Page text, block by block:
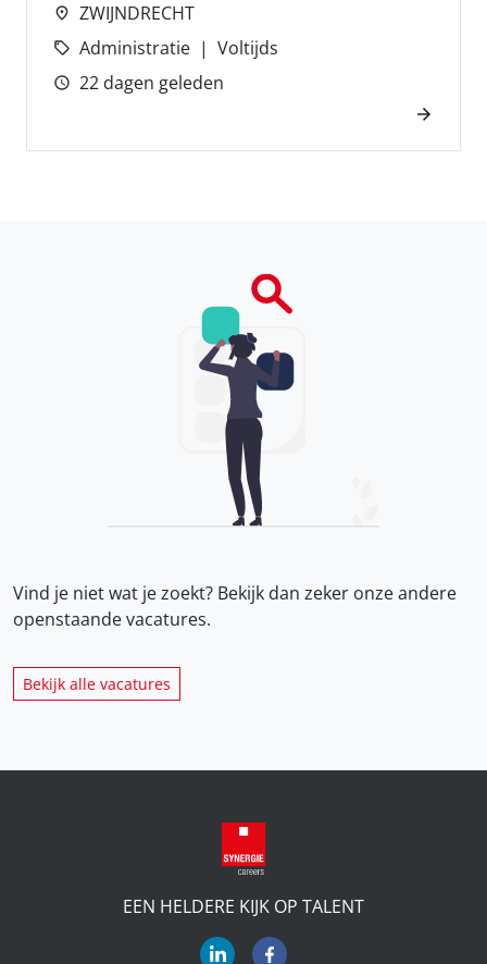
ZWIJNDRECHT
Administratie
Voltijds
22 dagen geleden
Vind je niet wat je zoekt? Bekijk dan zeker onzeandere
openstaande vacatures.
Bekijk alle vacatures
EEN HELDERE KIJK OP TALENT